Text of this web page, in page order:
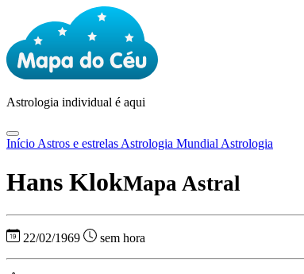
Astrologia individual é aqui
Início Astros e estrelas Astrologia Mundial Astrologia
Hans KlokMapa Astral
22/02/1969 sem hora